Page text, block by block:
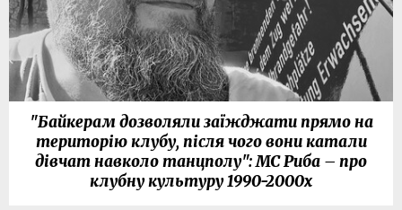
"Байкерам дозволяли заїжджати прямо на
територію клубу, після чого вони катали
дівчат навколо танцполу": МС Риба – про
клубну культуру 1990-2000х